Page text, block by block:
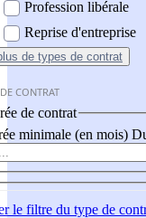
Profession libérale
Reprise d'entreprise
de types de contrat
CONTRAT
de contrat
minimale (en mois)
le filtre du type de